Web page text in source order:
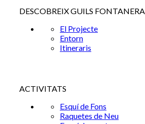
DESCOBREIX GUILS FONTANERA
El Projecte
Entorn
Itineraris
ACTIVITATS
Esquí de Fons
Raquetes de Neu